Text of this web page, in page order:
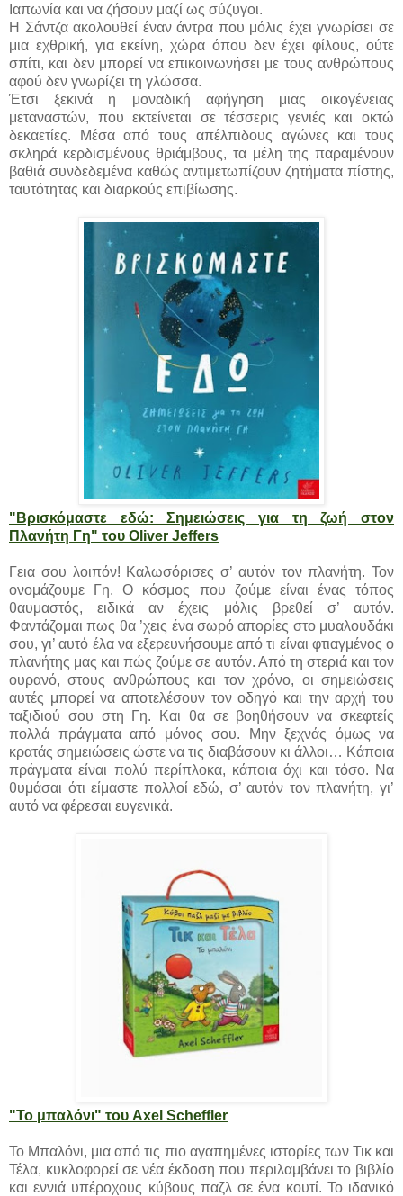
Ιαπωνία και να ζήσουν μαζί ως σύζυγοι.
Η Σάντζα ακολουθεί έναν άντρα που μόλις έχει γνωρίσει σε
μια εχθρική, για εκείνη, χώρα όπου δεν έχει φίλους, ούτε
σπίτι, και δεν μπορεί να επικοινωνήσει με τους ανθρώπους
αφού δεν γνωρίζει τη γλώσσα.
Έτσι ξεκινά η μοναδική αφήγηση μιας οικογένειας
μεταναστών, που εκτείνεται σε τέσσερις γενιές και οκτώ
δεκαετίες. Μέσα από τους απέλπιδους αγώνες και τους
σκληρά κερδισμένους θριάμβους, τα μέλη της παραμένουν
βαθιά συνδεδεμένα καθώς αντιμετωπίζουν ζητήματα πίστης,
ταυτότητας και διαρκούς επιβίωσης.
"Βρισκόμαστε εδώ: Σημειώσεις για τη ζωή στον
Πλανήτη Γη" του Oliver Jeffers
Γεια σου λοιπόν! Καλωσόρισες σ’ αυτόν τον πλανήτη. Τον
ονομάζουμε Γη. Ο κόσμος που ζούμε είναι ένας τόπος
θαυμαστός, ειδικά αν έχεις μόλις βρεθεί σ’ αυτόν.
Φαντάζομαι πως θα ’χεις ένα σωρό απορίες στο μυαλουδάκι
σου, γι’ αυτό έλα να εξερευνήσουμε από τι είναι φτιαγμένος ο
πλανήτης μας και πώς ζούμε σε αυτόν. Από τη στεριά και τον
ουρανό, στους ανθρώπους και τον χρόνο, οι σημειώσεις
αυτές μπορεί να αποτελέσουν τον οδηγό και την αρχή του
ταξιδιού σου στη Γη. Και θα σε βοηθήσουν να σκεφτείς
πολλά πράγματα από μόνος σου. Μην ξεχνάς όμως να
κρατάς σημειώσεις ώστε να τις διαβάσουν κι άλλοι… Κάποια
πράγματα είναι πολύ περίπλοκα, κάποια όχι και τόσο. Να
θυμάσαι ότι είμαστε πολλοί εδώ, σ’ αυτόν τον πλανήτη, γι’
αυτό να φέρεσαι ευγενικά.
"Το μπαλόνι" του Axel Scheffler
Το Μπαλόνι, μια από τις πιο αγαπημένες ιστορίες των Τικ και
Τέλα, κυκλοφορεί σε νέα έκδοση που περιλαμβάνει το βιβλίο
και εννιά υπέροχους κύβους παζλ σε ένα κουτί. Το ιδανικό